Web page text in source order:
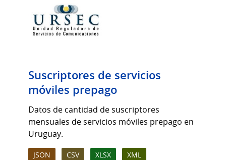
Suscriptores de servicios
móviles prepago
Datos de cantidad de suscriptores
mensuales de servicios móviles prepago en
Uruguay.
JSON CSV XLSX XML